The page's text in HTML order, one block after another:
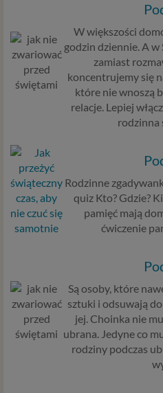
W większości
godzin dziennie. A w
zamiast
koncentrujemy się
które nie wnoszą
relacje. Lepiej
rodzinna
Rodzinne
quiz Kto? Gdzie?
pamięć mają
ćwiczenie
Są osoby, które
sztuki i odsuwają
jej. Choinka nie
ubrana. Jedyne co
rodziny podczas